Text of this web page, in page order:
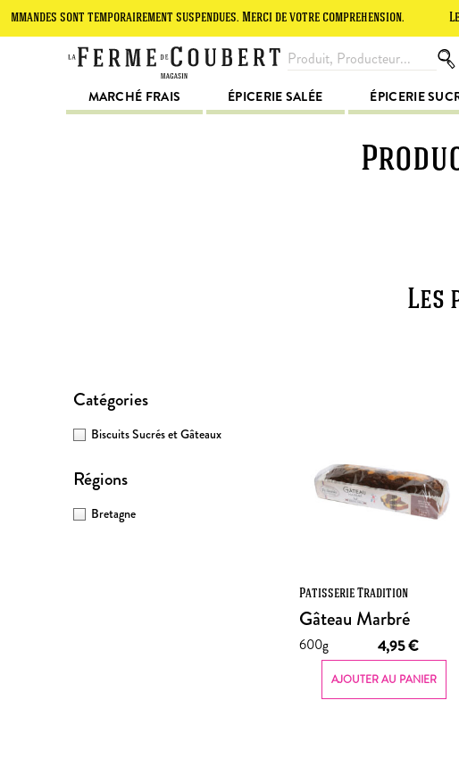
sont temporairement suspendues. Merci de votre compréhension. Le site
MARCHÉ FRAIS ÉPICERIE SALÉE ÉPICERIE
Les
Catégories
Biscuits Sucrés et Gâteaux
Régions
Bretagne
Patisserie Tradition
Gâteau Marbré
600g 4,95€
AJOUTER AU PANIER